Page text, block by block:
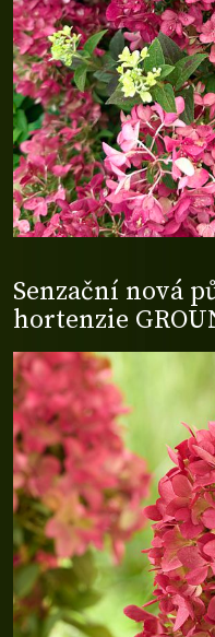
Senzační nová
hortenzie